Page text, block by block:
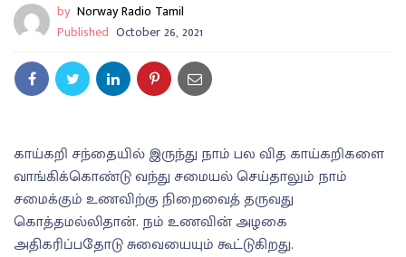
by Norway Radio Tamil
Published October 26, 2021
காய்கறி சந்தையில் இருந்து நாம் பல வித காய்கறிகளை
வாங்கிக்கொண்டு வந்து சமையல் செய்தாலும் நாம்
சமைக்கும் உணவிற்கு நிறைவைத் தருவது
கொத்தமல்லிதான். நம் உணவின் அழகை
அதிகரிப்பதோடு சுவையையும் கூட்டுகிறது.